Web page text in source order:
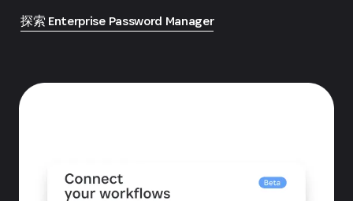
探索 Enterprise Password Manager